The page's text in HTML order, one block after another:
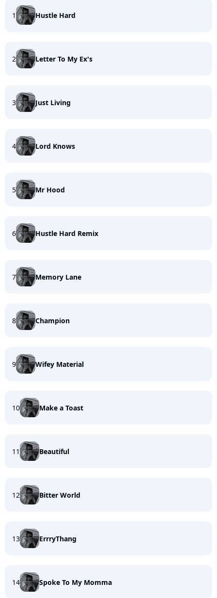
1 Hustle Hard
2 Letter To My Ex's
3 Just Living
4 Lord Knows
5 Mr Hood
6 Hustle Hard Remix
7 Memory Lane
8 Champion
9 Wifey Material
10 Make a Toast
11 Beautiful
12 Bitter World
13 ErrryThang
14 Spoke To My Momma